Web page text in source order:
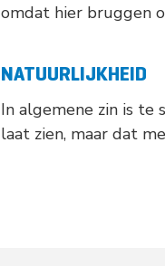
omdat hier bruggen
NATUURLIJKHEID
In algemene zin is
laat zien, maar dat